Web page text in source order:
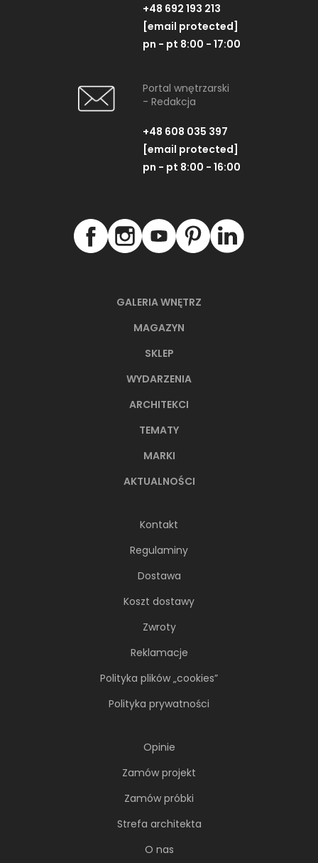
Mozaika ścienna kwadratowa,
NAJNOWSZE ARTYKUŁY
przystań dla nowoczesnej
Młoda, żyjąca dynamicznie inwestorka przez
lata kursowała między światowymi
Soft minimalizm z duszą. 65-
metrowe mieszkanie projektu AVO
GALERIA WNĘTRZ
MAGAZYN
SKLEP
WYDARZENIA
ARCHITEKCI
TEMATY
MARKI
AKTUALNOŚCI
Kontakt
Regulaminy
Dostawa
Koszt dostawy
Zwroty
Reklamacje
Polityka plików „cookies”
Polityka prywatności
Opinie
Zamów projekt
Zamów próbki
Strefa architekta
O nas
+48 692 193 213
[email protected]
pn - pt 8:00 - 17:00
Portal wnętrzarski
- Redakcja
+48 608 035 397
[email protected]
pn - pt 8:00 - 16:00